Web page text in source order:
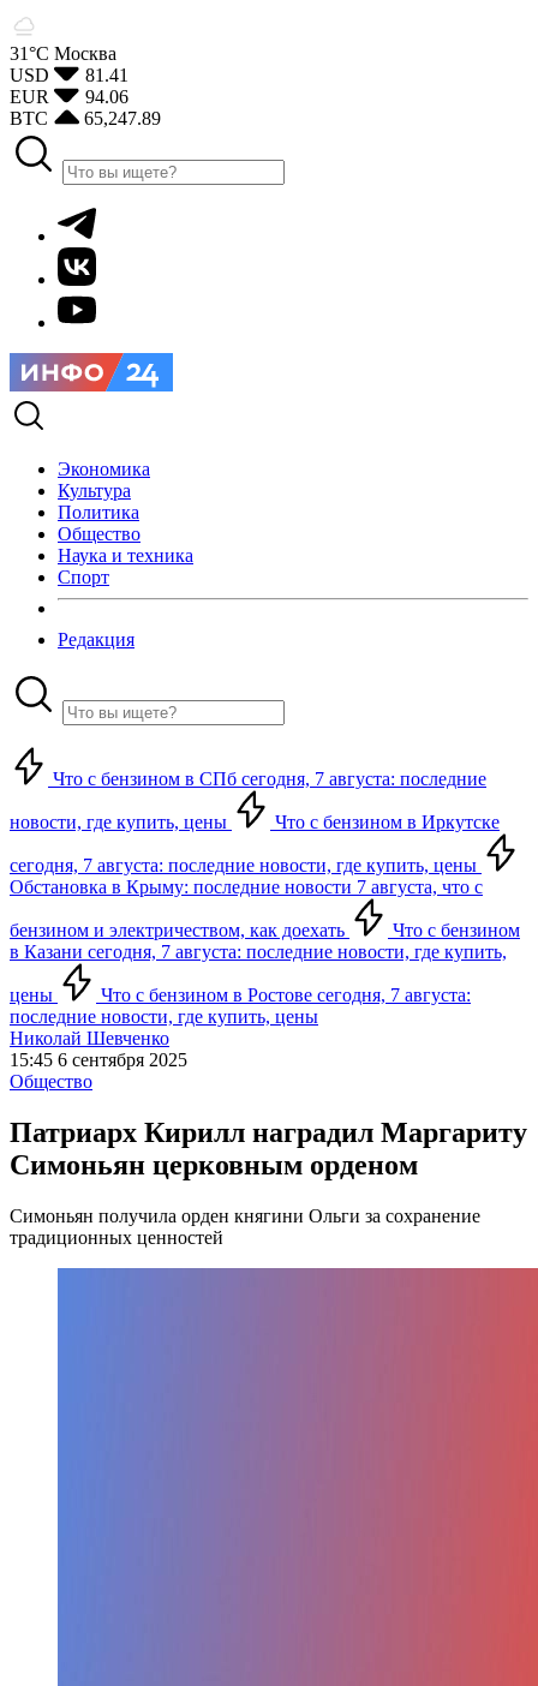
31°С Москва
USD
81.41
EUR
94.06
BTC
65,247.89
Экономика
Культура
Политика
Общество
Наука и техника
Спорт
Редакция
Что с бензином в СПб сегодня, 7 августа: последние
новости, где купить, цены Что с бензином в Иркутске
сегодня, 7 августа: последние новости, где купить, цены
Обстановка в Крыму: последние новости 7 августа, что с
бензином и электричеством, как доехать
Что с бензином
в Казани сегодня, 7 августа: последние новости, где купить,
цены
Что с бензином в Ростове сегодня, 7 августа:
последние новости, где купить, цены
Николай Шевченко
15:45 6 сентября 2025
Общество
Патриарх Кирилл наградил Маргариту
Симоньян церковным орденом
Симоньян получила орден княгини Ольги за сохранение
традиционных ценностей